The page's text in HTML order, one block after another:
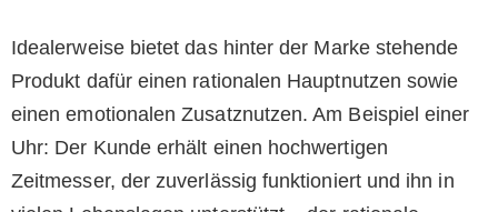
Idealerweise bietet das hinter der Marke stehende
Produkt dafür einen rationalen Hauptnutzen sowie
einen emotionalen Zusatznutzen. Am Beispiel einer
Uhr: Der Kunde erhält einen hochwertigen
Zeitmesser, der zuverlässig funktioniert und ihn in